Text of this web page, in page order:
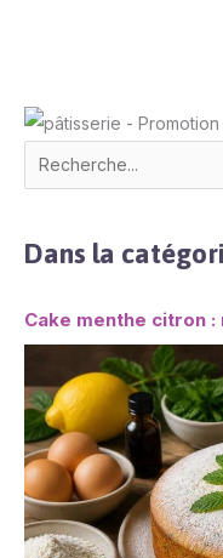
Dans la
Cake menthe citron